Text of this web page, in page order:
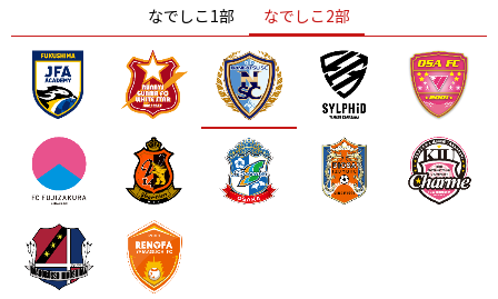
ニッパツ 名古屋 静岡 愛媛Ｌ
なでしこ1部 なでしこ2部